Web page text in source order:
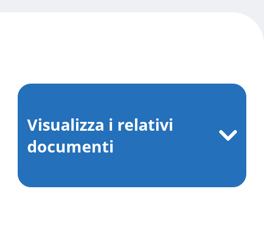
Visualizza i relativi
documenti